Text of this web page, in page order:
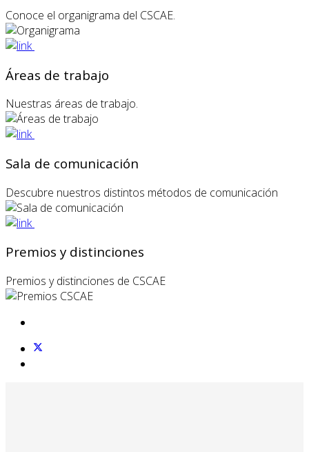
Conoce el organigrama del CSCAE.
Áreas de trabajo
Nuestras áreas de trabajo.
Sala de comunicación
Descubre nuestros distintos métodos de comunicación
Premios y distinciones
Premios y distinciones de CSCAE